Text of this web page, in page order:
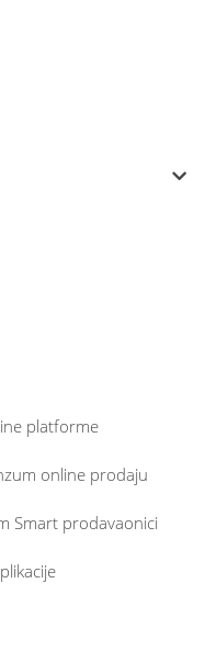
platforme
online prodaju
Smart prodavaonici